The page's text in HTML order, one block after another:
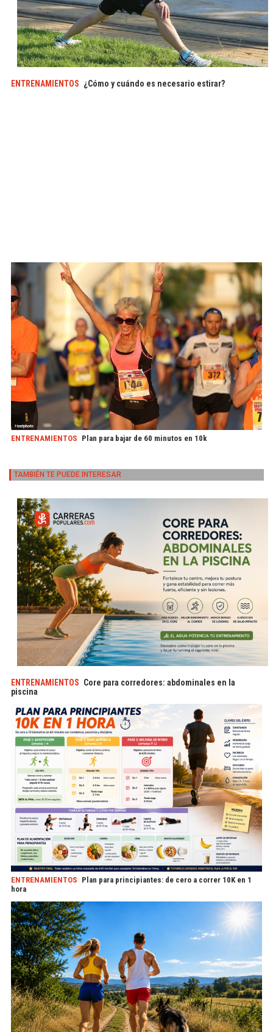
ENTRENAMIENTOS ¿Cómo y cuándo es necesario estirar?
ENTRENAMIENTOS Plan para bajar de 60 minutos en 10k
TAMBIÉN TE PUEDE INTERESAR
ENTRENAMIENTOS Core para corredores: abdominales en la
piscina
ENTRENAMIENTOS Plan para principiantes: de cero a correr 10K en 1
hora